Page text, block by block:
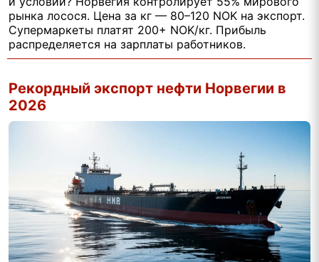
рынка лосося. Цена за кг — 80–120 NOK на экспорт.
Супермаркеты платят 200+ NOK/кг. Прибыль
распределяется на зарплаты работников.
Рекордный экспорт нефти Норвегии в
2026